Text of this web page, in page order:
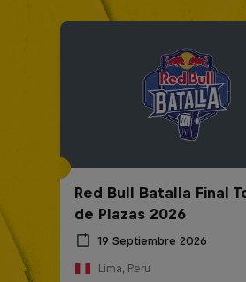
Red Bull Batalla Final
de Plazas 2026
19 Septiembre 2026
Lima, Peru